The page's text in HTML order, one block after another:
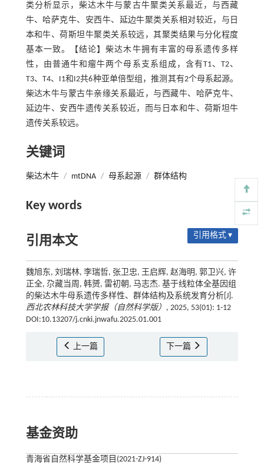
类分析显示，柴达木牛与蒙古牛聚类关系最近，与西藏
牛、哈萨克牛、安西牛、延边牛聚类关系相对较近，与日
本和牛、荷斯坦牛聚类关系较远，其聚类结果与分化程度
基本一致。【结论】柴达木牛拥有丰富的母系遗传多样
性，由普通牛和瘤牛两个母系支系组成，含有T1、T2、
T3、T4、I1和I2共6种亚单倍型组，推测其有2个母系起源。
柴达木牛与蒙古牛亲缘关系最近，与西藏牛、哈萨克牛、
延边牛、安西牛遗传关系较近，而与日本和牛、荷斯坦牛
遗传关系较远。
关键词
柴达木牛 / mtDNA / 母系起源 / 群体结构
Key words
引用本文 引用格式 ▾
魏旭东, 刘瑞林, 李瑞哲, 张卫忠, 王启辉, 赵海明, 郭卫兴, 许
正全, 尕藏当周, 韩赟, 雷初朝, 马志杰. 基于线粒体全基因组
的柴达木牛母系遗传多样性、群体结构及系统发育分析[J].
西北农林科技大学学报（自然科学版） , 2025, 53(01): 1-12
DOI:10.13207/j.cnki.jnwafu.2025.01.001
上一篇 下一篇
基金资助
青海省自然科学基金项目(2021-ZJ-914)